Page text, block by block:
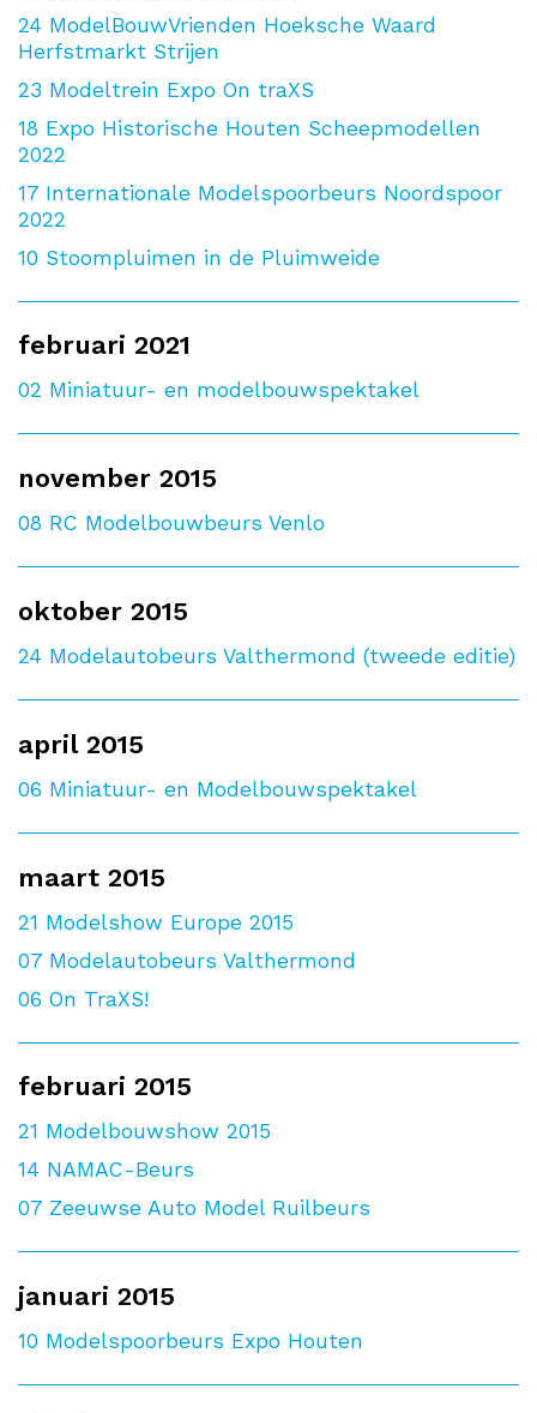
24 ModelBouwVrienden Hoeksche Waard
Herfstmarkt Strijen
23 Modeltrein Expo On traXS
18 Expo Historische Houten Scheepmodellen
2022
17 Internationale Modelspoorbeurs Noordspoor
2022
10 Stoompluimen in de Pluimweide
februari 2021
02 Miniatuur- en modelbouwspektakel
november 2015
08 RC Modelbouwbeurs Venlo
oktober 2015
24 Modelautobeurs Valthermond (tweede editie)
april 2015
06 Miniatuur- en Modelbouwspektakel
maart 2015
21 Modelshow Europe 2015
07 Modelautobeurs Valthermond
06 On TraXS!
februari 2015
21 Modelbouwshow 2015
14 NAMAC-Beurs
07 Zeeuwse Auto Model Ruilbeurs
januari 2015
10 Modelspoorbeurs Expo Houten